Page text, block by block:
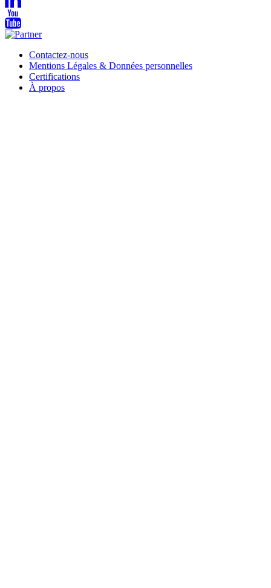
Contactez-nous
Mentions Légales & Données personnelles
Certifications
À propos